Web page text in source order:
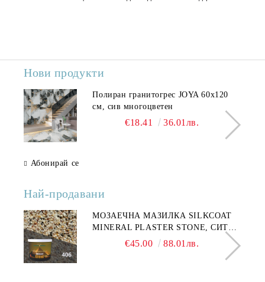
Нови продукти
Полиран гранитогрес JOYA 60x120
см, сив многоцветен
€18.41 36.01лв.
Абонирай се
Най-продавани
МОЗАЕЧНА МАЗИЛКА SILKCOAT
MINERAL PLASTER STONE, СИТЕН
КАМЪК 406 25КГ
€45.00 88.01лв.